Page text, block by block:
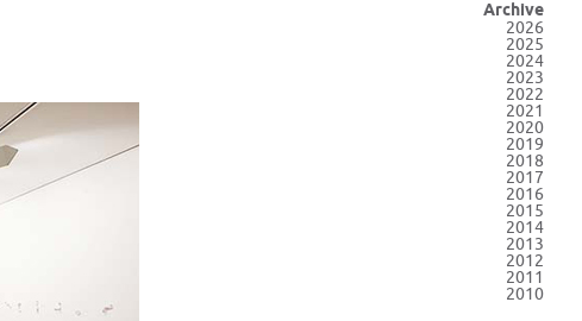
Archive
2026
2025
2024
2023
2022
2021
2020
2019
2018
2017
2016
2015
2014
2013
2012
2011
2010